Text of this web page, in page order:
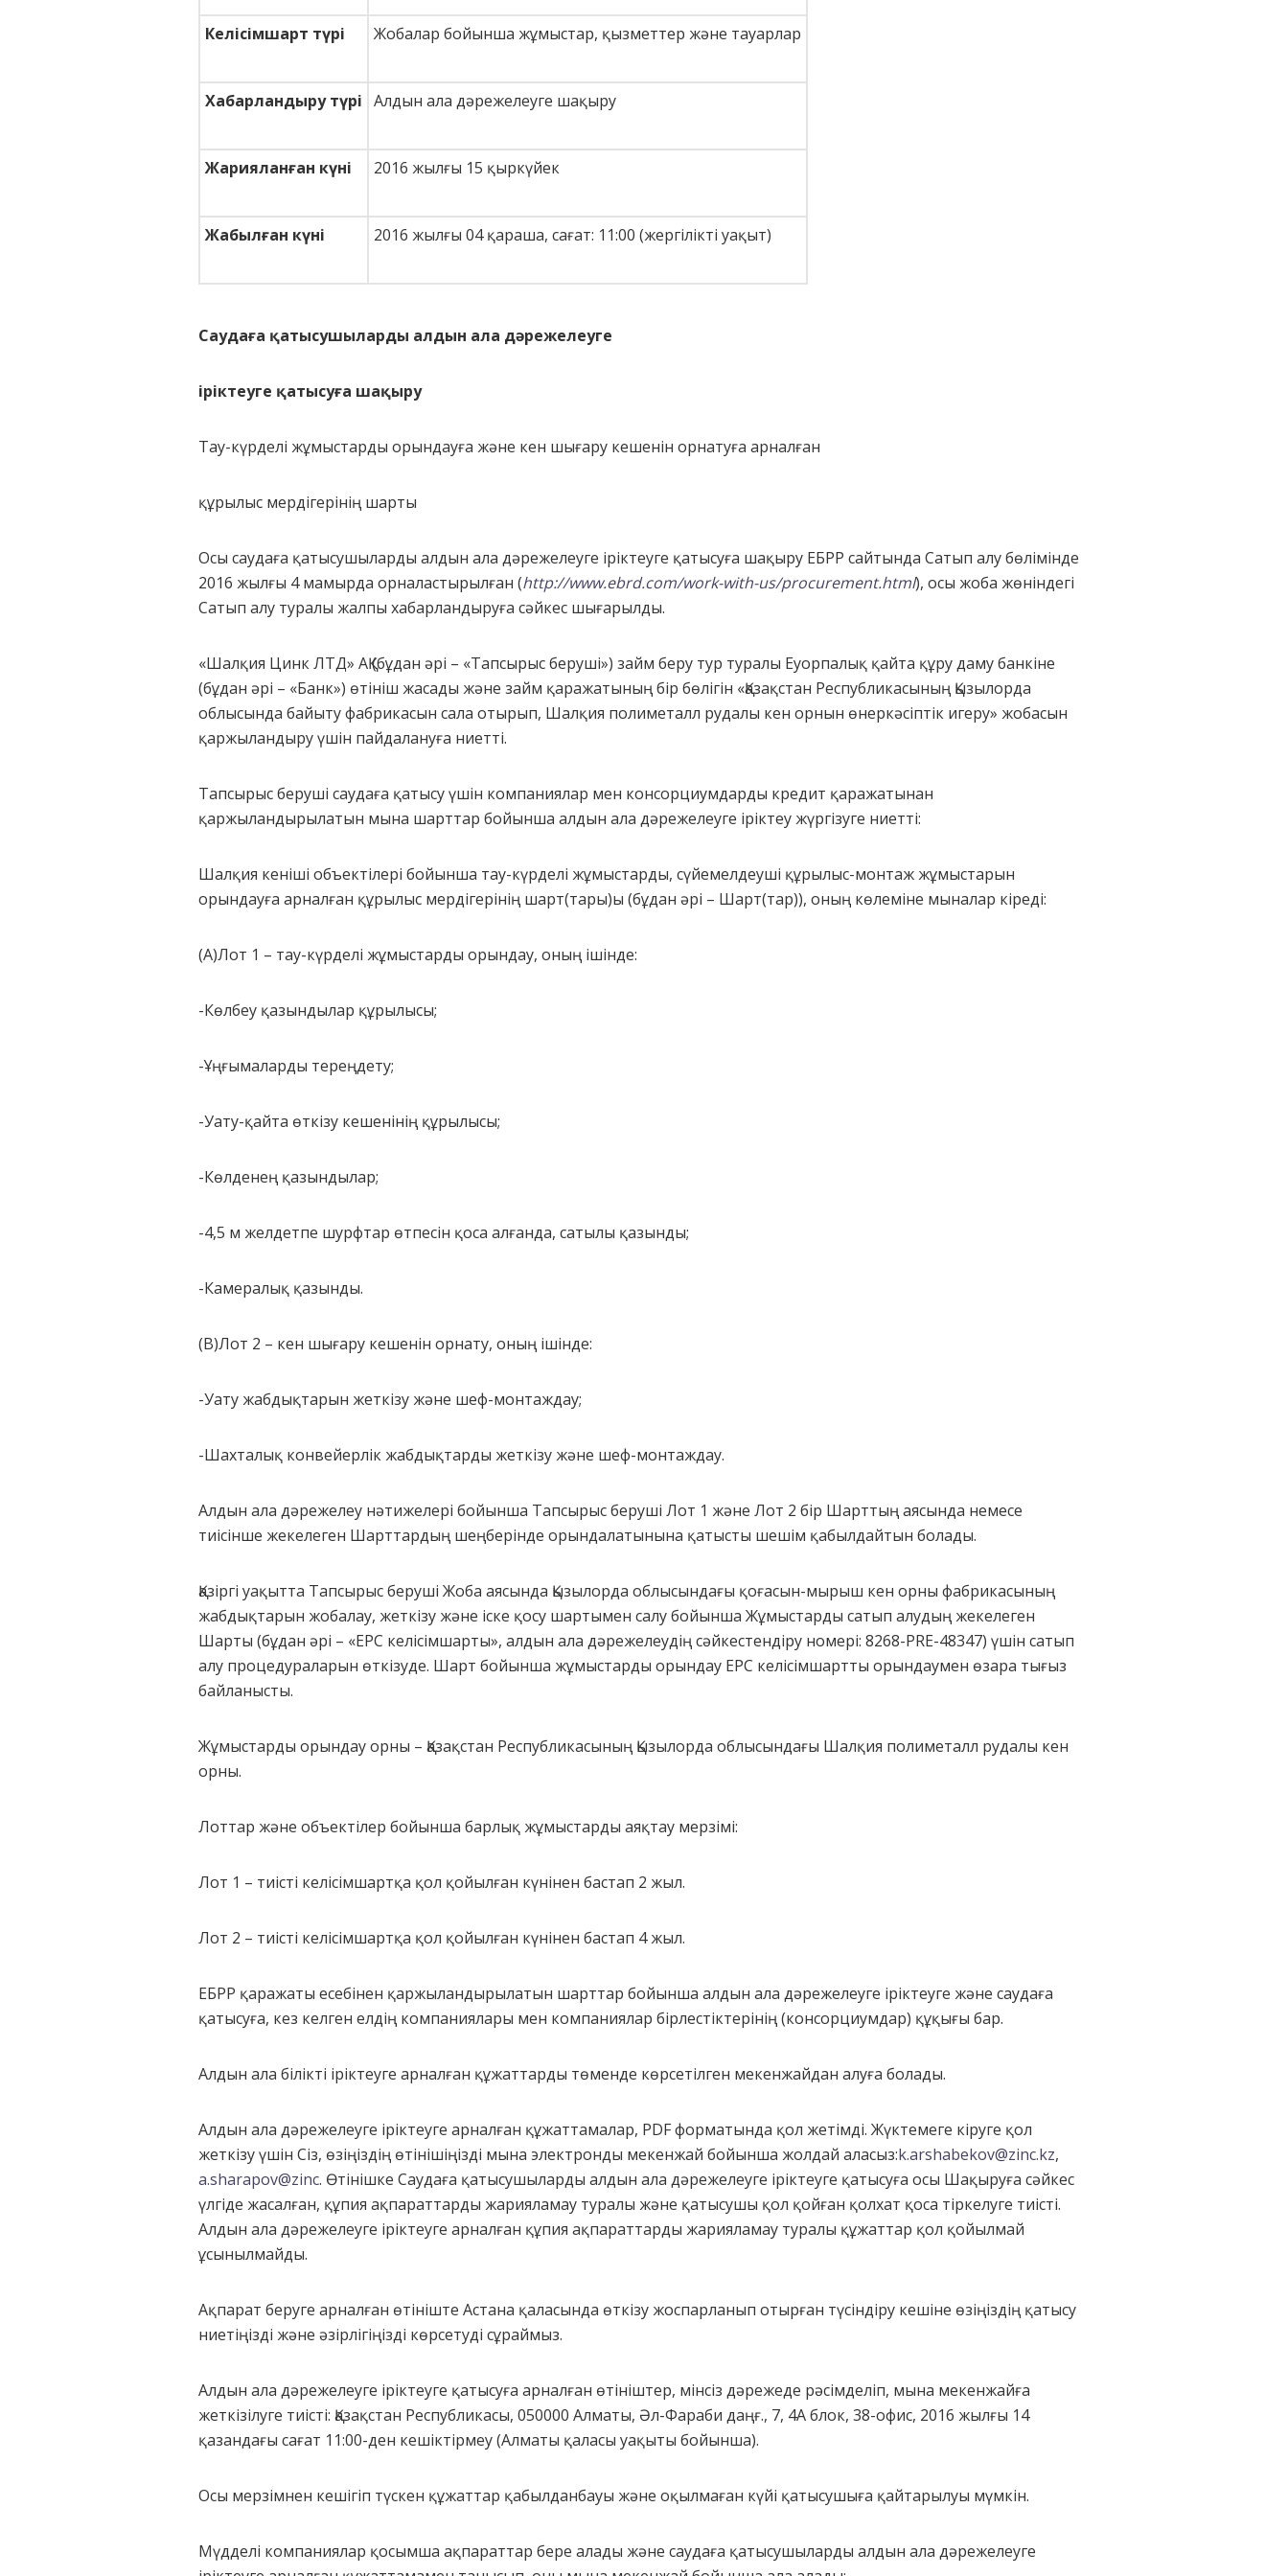
Келісімшарт түрі Жобалар бойынша жұмыстар, қызметтер және тауарлар
Хабарландыру түрі Алдын ала дәрежелеуге шақыру
Жарияланған күні 2016 жылғы 15 қыркүйек
Жабылған күні 2016 жылғы 04 қараша, сағат: 11:00 (жергілікті уақыт)
Саудаға қатысушыларды алдын ала дәрежелеуге
іріктеуге қатысуға шақыру
Тау-күрделі жұмыстарды орындауға және кен шығару кешенін орнатуға арналған
құрылыс мердігерінің шарты
Осы саудаға қатысушыларды алдын ала дәрежелеуге іріктеуге қатысуға шақыру ЕБРР сайтында Сатып алу бөлімінде
2016 жылғы 4 мамырда орналастырылған (http://www.ebrd.com/work-with-us/procurement.html), осы жоба жөніндегі
Сатып алу туралы жалпы хабарландыруға сәйкес шығарылды.
«Шалқия Цинк ЛТД» АҚ (бұдан әрі – «Тапсырыс беруші») займ беру тур туралы Еуорпалық қайта құру даму банкіне
(бұдан әрі – «Банк») өтініш жасады және займ қаражатының бір бөлігін «Қазақстан Республикасының Қызылорда
облысында байыту фабрикасын сала отырып, Шалқия полиметалл рудалы кен орнын өнеркәсіптік игеру» жобасын
қаржыландыру үшін пайдалануға ниетті.
Тапсырыс беруші саудаға қатысу үшін компаниялар мен консорциумдарды кредит қаражатынан
қаржыландырылатын мына шарттар бойынша алдын ала дәрежелеуге іріктеу жүргізуге ниетті:
Шалқия кеніші объектілері бойынша тау-күрделі жұмыстарды, сүйемелдеуші құрылыс-монтаж жұмыстарын
орындауға арналған құрылыс мердігерінің шарт(тары)ы (бұдан әрі – Шарт(тар)), оның көлеміне мыналар кіреді:
(A)Лот 1 – тау-күрделі жұмыстарды орындау, оның ішінде:
-Көлбеу қазындылар құрылысы;
-Ұңғымаларды тереңдету;
-Уату-қайта өткізу кешенінің құрылысы;
-Көлденең қазындылар;
-4,5 м желдетпе шурфтар өтпесін қоса алғанда, сатылы қазынды;
-Камералық қазынды.
(B)Лот 2 – кен шығару кешенін орнату, оның ішінде:
-Уату жабдықтарын жеткізу және шеф-монтаждау;
-Шахталық конвейерлік жабдықтарды жеткізу және шеф-монтаждау.
Алдын ала дәрежелеу нәтижелері бойынша Тапсырыс беруші Лот 1 және Лот 2 бір Шарттың аясында немесе
тиісінше жекелеген Шарттардың шеңберінде орындалатынына қатысты шешім қабылдайтын болады.
Қазіргі уақытта Тапсырыс беруші Жоба аясында Қызылорда облысындағы қоғасын-мырыш кен орны фабрикасының
жабдықтарын жобалау, жеткізу және іске қосу шартымен салу бойынша Жұмыстарды сатып алудың жекелеген
Шарты (бұдан әрі – «ЕРС келісімшарты», алдын ала дәрежелеудің сәйкестендіру номері: 8268-PRE-48347) үшін сатып
алу процедураларын өткізуде. Шарт бойынша жұмыстарды орындау ЕРС келісімшартты орындаумен өзара тығыз
байланысты.
Жұмыстарды орындау орны – Қазақстан Республикасының Қызылорда облысындағы Шалқия полиметалл рудалы кен
орны.
Лоттар және объектілер бойынша барлық жұмыстарды аяқтау мерзімі:
Лот 1 – тиісті келісімшартқа қол қойылған күнінен бастап 2 жыл.
Лот 2 – тиісті келісімшартқа қол қойылған күнінен бастап 4 жыл.
ЕБРР қаражаты есебінен қаржыландырылатын шарттар бойынша алдын ала дәрежелеуге іріктеуге және саудаға
қатысуға, кез келген елдің компаниялары мен компаниялар бірлестіктерінің (консорциумдар) құқығы бар.
Алдын ала білікті іріктеуге арналған құжаттарды төменде көрсетілген мекенжайдан алуға болады.
Алдын ала дәрежелеуге іріктеуге арналған құжаттамалар, PDF форматында қол жетімді. Жүктемеге кіруге қол
жеткізу үшін Сіз, өзіңіздің өтінішіңізді мына электронды мекенжай бойынша жолдай аласыз:k.arshabekov@zinc.kz,
a.sharapov@zinc. Өтінішке Саудаға қатысушыларды алдын ала дәрежелеуге іріктеуге қатысуға осы Шақыруға сәйкес
үлгіде жасалған, құпия ақпараттарды жарияламау туралы және қатысушы қол қойған қолхат қоса тіркелуге тиісті.
Алдын ала дәрежелеуге іріктеуге арналған құпия ақпараттарды жарияламау туралы құжаттар қол қойылмай
ұсынылмайды.
Ақпарат беруге арналған өтініште Астана қаласында өткізу жоспарланып отырған түсіндіру кешіне өзіңіздің қатысу
ниетіңізді және әзірлігіңізді көрсетуді сұраймыз.
Алдын ала дәрежелеуге іріктеуге қатысуға арналған өтініштер, мінсіз дәрежеде рәсімделіп, мына мекенжайға
жеткізілуге тиісті: Қазақстан Республикасы, 050000 Алматы, Әл-Фараби даңғ., 7, 4А блок, 38-офис, 2016 жылғы 14
қазандағы сағат 11:00-ден кешіктірмеу (Алматы қаласы уақыты бойынша).
Осы мерзімнен кешігіп түскен құжаттар қабылданбауы және оқылмаған күйі қатысушыға қайтарылуы мүмкін.
Мүдделі компаниялар қосымша ақпараттар бере алады және саудаға қатысушыларды алдын ала дәрежелеуге